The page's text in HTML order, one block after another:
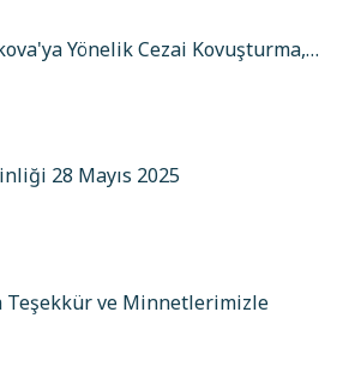
Yönelik Cezai Kovuşturma,…
28 Mayıs 2025
Teşekkür ve Minnetlerimizle